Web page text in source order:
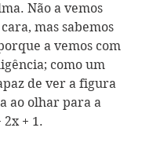
Não a vemos
mas sabemos
a vemos com
como um
de ver a figura
ao olhar para a
2x + 1.